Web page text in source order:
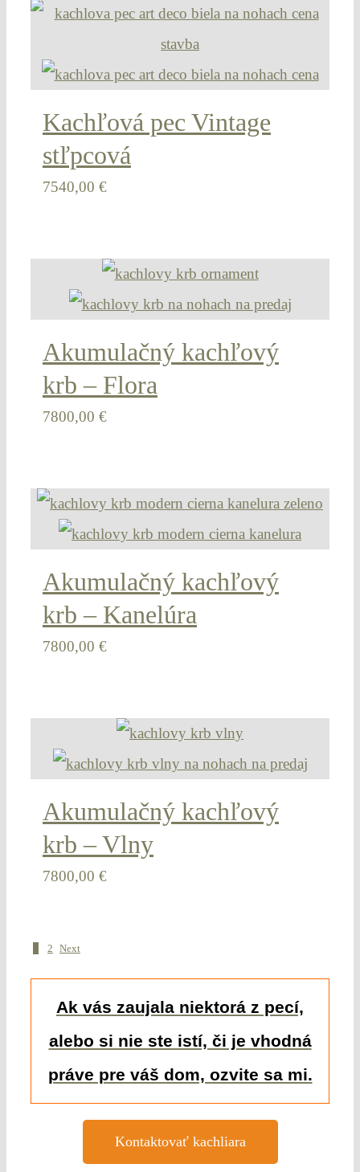
Kachľová pec Vintage
stľpcová
7540,00 €
Akumulačný kachľový
krb – Flora
7800,00 €
Akumulačný kachľový
krb – Kanelúra
7800,00 €
Akumulačný kachľový
krb – Vlny
7800,00 €
2 Next
Ak vás zaujala niektorá z pecí,
alebo si nie ste istí, či je vhodná
práve pre váš dom, ozvite sa mi.
Kontaktovať kachliara